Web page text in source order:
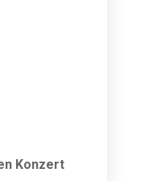
€
€
€
€
Konzert